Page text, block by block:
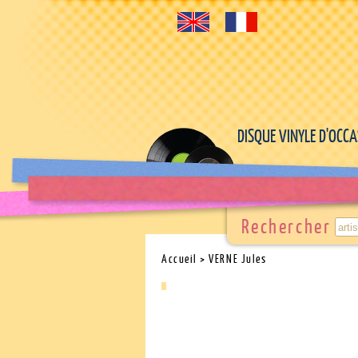
DISQUE VINYLE
Rechercher
Accueil > VERNE Jules